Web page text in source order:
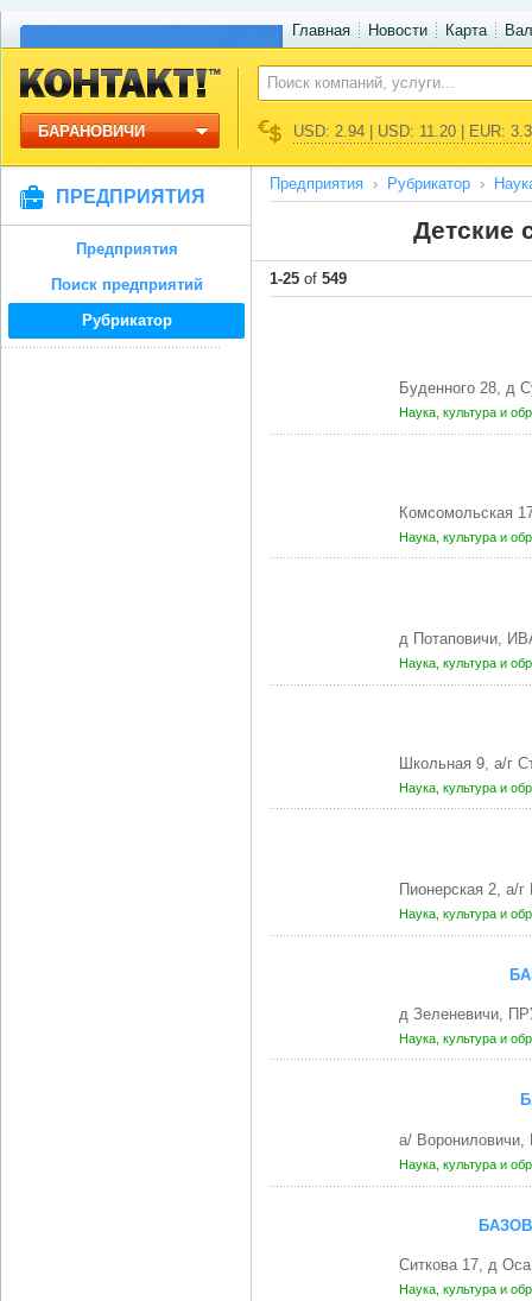
Главная Новости Карта
БАРАНОВИЧИ USD: 2.94 | USD: 11.20 | EUR:
ПРЕДПРИЯТИЯ
Предприятия
Поиск предприятий
Рубрикатор
Предприятия Рубрикатор
Детские
1-25 of 549
Буденного 28, д
Наука, культура и
Комсомольская
Наука, культура и
д Потаповичи,
Наука, культура и
Школьная 9, а/г
Наука, культура и
Пионерская 2,
Наука, культура и
д Зеленевичи,
Наука, культура и
а/
Наука, культура и
Ситкова 17, д
Наука, культура и